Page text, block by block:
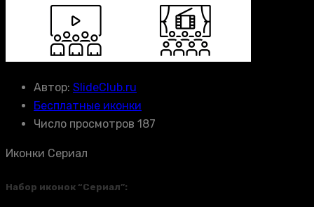
Автор: SlideClub.ru
Бесплатные иконки
Число просмотров 187
Иконки Сериал
Набор иконок “Сериал”: